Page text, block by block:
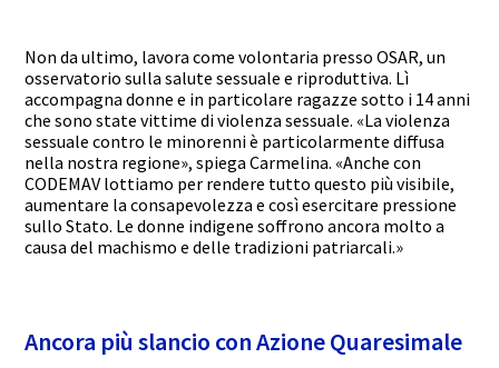
Non da ultimo, lavora come volontaria presso OSAR, un
osservatorio sulla salute sessuale e riproduttiva. Lì
accompagna donne e in particolare ragazze sotto i 14 anni
che sono state vittime di violenza sessuale. «La violenza
sessuale contro le minorenni è particolarmente diffusa
nella nostra regione», spiega Carmelina. «Anche con
CODEMAV lottiamo per rendere tutto questo più visibile,
aumentare la consapevolezza e così esercitare pressione
sullo Stato. Le donne indigene soffrono ancora molto a
causa del machismo e delle tradizioni patriarcali.»
Ancora più slancio con Azione Quaresimale